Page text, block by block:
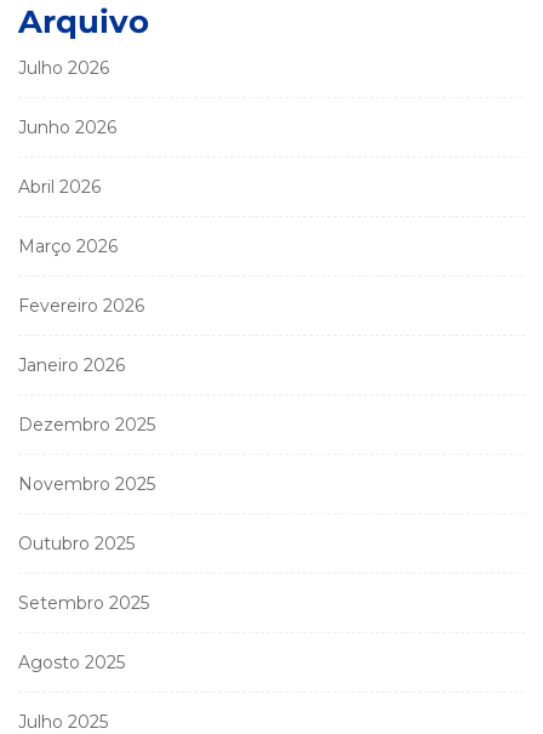
Arquivo
Julho 2026
Junho 2026
Abril 2026
Março 2026
Fevereiro 2026
Janeiro 2026
Dezembro 2025
Novembro 2025
Outubro 2025
Setembro 2025
Agosto 2025
Julho 2025